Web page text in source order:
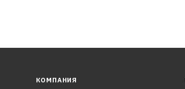
КОМПАНИЯ